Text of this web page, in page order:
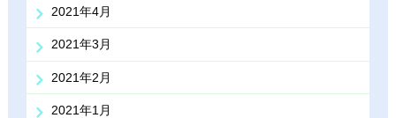
2021年4月
2021年3月
2021年2月
2021年1月